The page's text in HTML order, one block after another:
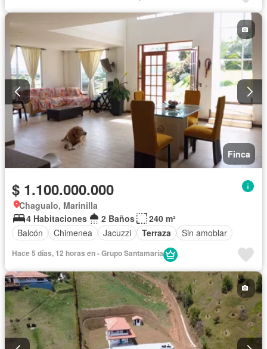
Finca
$ 1.100.000.000
Chagualo, Marinilla
4 Habitaciones
2 Baños
240 m²
Balcón
Chimenea Jacuzzi Terraza Sin amoblar
Hace 5 días, 12 horas en - Grupo Santamaría